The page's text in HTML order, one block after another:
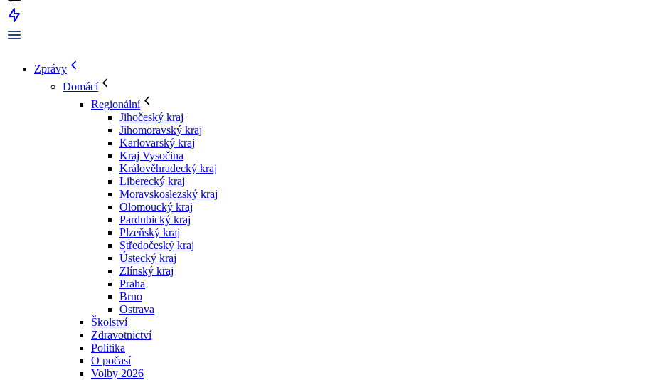
Zprávy
Domácí
Regionální
Jihočeský kraj
Jihomoravský kraj
Karlovarský kraj
Kraj Vysočina
Králověhradecký kraj
Liberecký kraj
Moravskoslezský kraj
Olomoucký kraj
Pardubický kraj
Plzeňský kraj
Středočeský kraj
Ústecký kraj
Zlínský kraj
Praha
Brno
Ostrava
Školství
Zdravotnictví
Politika
O počasí
Volby 2026